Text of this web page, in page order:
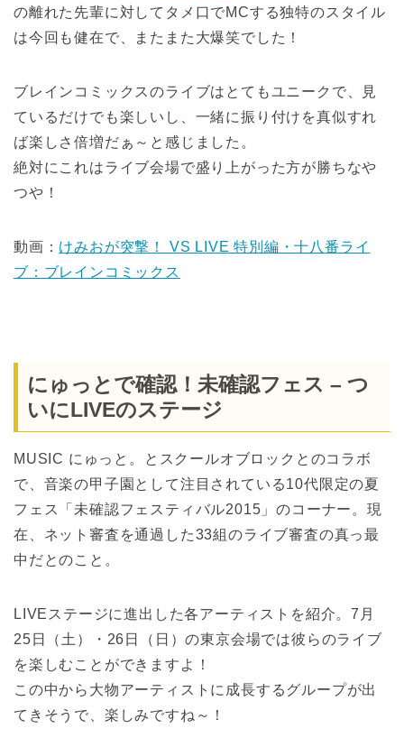
の離れた先輩に対してタメ口でMCする独特のスタイル
は今回も健在で、またまた大爆笑でした！
ブレインコミックスのライブはとてもユニークで、見
ているだけでも楽しいし、一緒に振り付けを真似すれ
ば楽しさ倍増だぁ～と感じました。
絶対にこれはライブ会場で盛り上がった方が勝ちなや
つや！
動画： けみおが突撃！ VS LIVE 特別編・十八番ライ
ブ：ブレインコミックス
にゅっとで確認！未確認フェス – つ
いにLIVEのステージ
MUSIC にゅっと。とスクールオブロックとのコラボ
で、音楽の甲子園として注目されている10代限定の夏
フェス「未確認フェスティバル2015」のコーナー。現
在、ネット審査を通過した33組のライブ審査の真っ最
中だとのこと。
LIVEステージに進出した各アーティストを紹介。7月
25日（土）・26日（日）の東京会場では彼らのライブ
を楽しむことができますよ！
この中から大物アーティストに成長するグループが出
てきそうで、楽しみですね～！